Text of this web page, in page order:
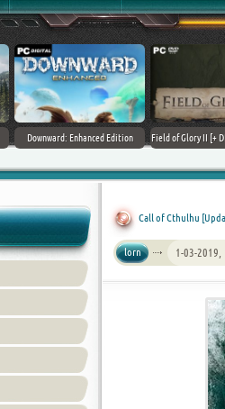
Downward: Enhanced Edition
Field of Glory II [+
Call of Cthulhu
lorn 1-03-2019,